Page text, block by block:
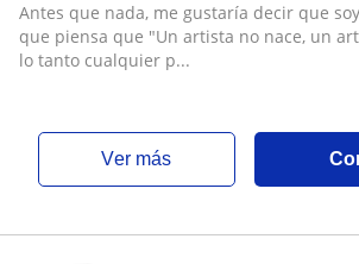
Antes que nada, me gustaría decir que
que piensa que "Un artista no nace, un
lo tanto cualquier p...
ver más